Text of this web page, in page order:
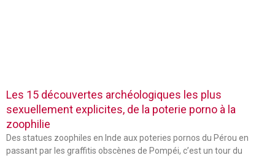
Les 15 découvertes archéologiques les plus
sexuellement explicites, de la poterie porno à la
zoophilie
Des statues zoophiles en Inde aux poteries pornos du Pérou en
passant par les graffitis obscènes de Pompéi, c’est un tour du